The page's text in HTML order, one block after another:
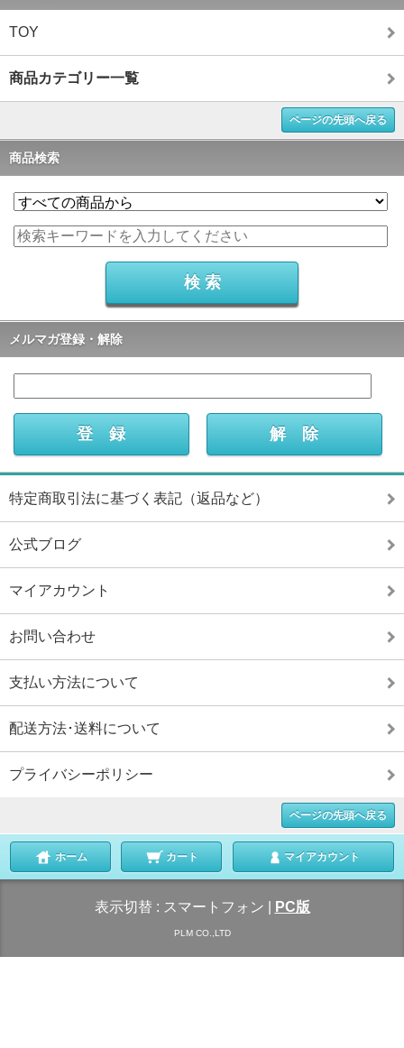
TOY
商品カテゴリー一覧
ページの先頭へ戻る
商品検索
メルマガ登録・解除
特定商取引法に基づく表記（返品など）
公式ブログ
マイアカウント
お問い合わせ
支払い方法について
配送方法･送料について
プライバシーポリシー
ページの先頭へ戻る
ホーム カート マイアカウント
表示切替 : スマートフォン PC版
PLM CO.,LTD